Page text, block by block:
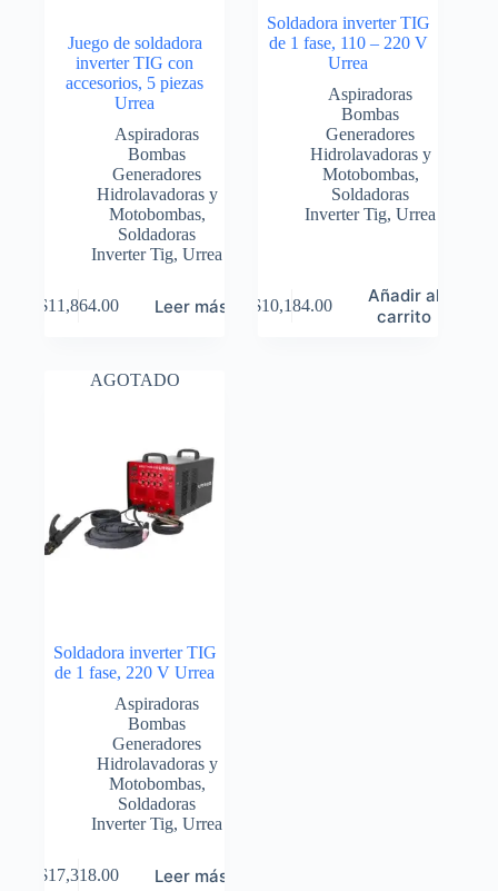
Juego de soldadora
inverter TIG con
accesorios, 5 piezas
Urrea
Aspiradoras
Bombas
Generadores
Hidrolavadoras y
Motobombas,
Soldadoras
Inverter Tig,Urrea
$11,864.00 Leer más
Soldadora inverter TIG
de 1 fase, 110 – 220 V
Urrea
Aspiradoras
Bombas
Generadores
Hidrolavadoras y
Motobombas,
Soldadoras
Inverter Tig,Urrea
$10,184.00
Añadir al
carrito
AGOTADO
Soldadora inverter TIG
de 1 fase, 220 V Urrea
Aspiradoras
Bombas
Generadores
Hidrolavadoras y
Motobombas,
Soldadoras
Inverter Tig,Urrea
$17,318.00 Leer más